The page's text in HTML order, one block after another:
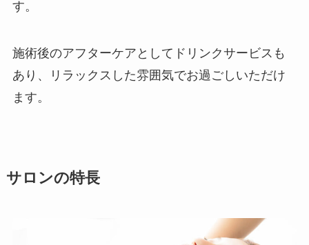
す。
施術後のアフターケアとしてドリンクサービスも
あり、リラックスした雰囲気でお過ごしいただけ
ます。
サロンの特長